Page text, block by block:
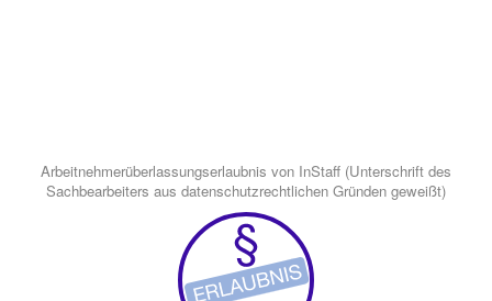
Arbeitnehmerüberlassungserlaubnis von InStaff (Unterschrift des
Sachbearbeiters aus datenschutzrechtlichen Gründen geweißt)